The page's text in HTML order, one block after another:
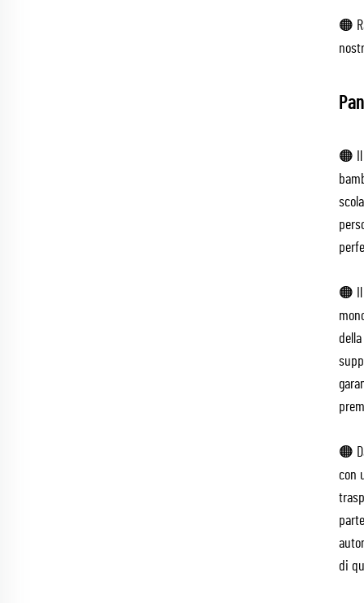
🟠
🟠 Il
🟠 Il
🟠
con
di